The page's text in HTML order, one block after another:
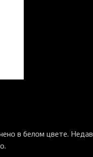
в белом цвете.